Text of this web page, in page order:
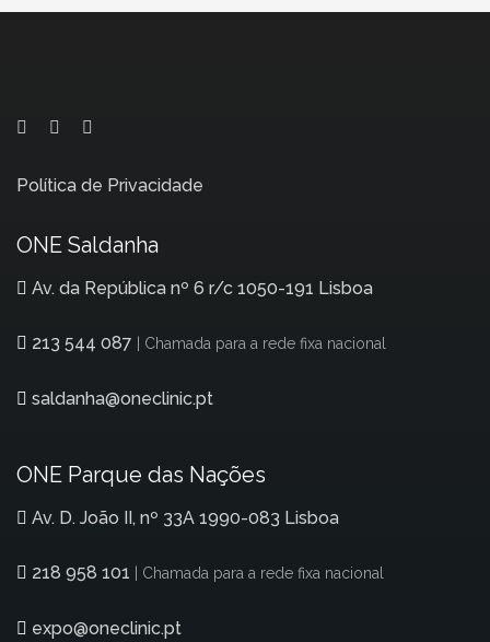
Política de Privacidade
ONE Saldanha
Av. da República nº 6 r/c 1050-191 Lisboa
213 544 087 | Chamada para a rede fixa nacional
saldanha@oneclinic.pt
ONE Parque das Nações
Av. D. João II, nº 33A 1990-083 Lisboa
218 958 101 | Chamada para a rede fixa nacional
expo@oneclinic.pt